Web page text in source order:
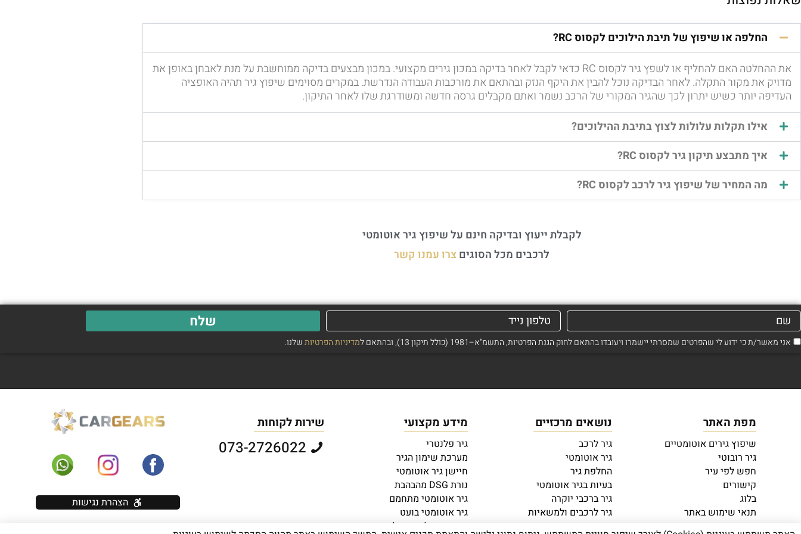
החלפה או שיפוץ של תיבת הילוכים לקסוס RC?
את ההחלטה האם להחליף או לשפץ גיר לקסוס RC כדאי לקבל לאחר בדיקה במכון גירים מקצועי. במכון מבצעים בדיקה ממוחשבת על מנת לאבחן באופן את
מדויק את מקור התקלה. לאחר הבדיקה נוכל להבין את היקף הנזק ובהתאם את מורכבות העבודה הנדרשת. במקרים מסוימים שיפוץ גיר תהיה האופציה
העדיפה יותר כשיש יתרון לכך שהגיר המקורי של הרכב נשמר ואתם מקבלים גרסה חדשה ומשודרגת שלו לאחר התיקון.
אילו תקלות עלולות לצוץ בתיבת ההילוכים?
איך מתבצע תיקון גיר לקסוס RC?
מה המחיר של שיפוץ גיר לרכב לקסוס RC?
לקבלת ייעוץ ובדיקה חינם על שיפוץ גיר אוטומטי
לרכבים מכל הסוגיםצרו עמנו קשר
אני מאשר/ת כי ידוע לי שהפרטים שמסרתי יישמרו ויעובדו בהתאם לחוק הגנת הפרטיות, התשמ"א–1981 (כולל תיקון 13), ובהתאם ל מדיניות הפרטיותשלנו.
שלח
מפת האתר
שיפוץ גירים אוטומטיים
גיר רובוטי
חפש לפי עיר
קישורים
בלוג
תנאי שימוש באתר
מדיניות פרטיות
נושאים מרכזיים
גיר לרכב
גיר אוטומטי
החלפת גיר
בעיות בגיר אוטומטי
גיר ברכבי יוקרה
גיר לרכבים ולמשאיות
מידע מקצועי
גיר פלנטרי
מערכת שימון הגיר
חיישן גיר אוטומטי
נורת DSG מהבהבת
גיר אוטומטי מתחמם
גיר אוטומטי בועט
כיצד ניתן לחסוך דלק עם גיר
שירות לקוחות
הצהרת נגישות